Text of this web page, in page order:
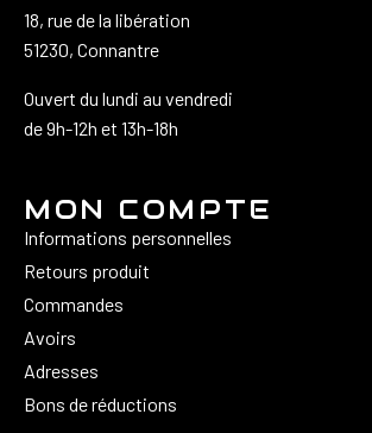
18, rue de la libération
51230, Connantre
Ouvert du lundi au vendredi
de 9h-12h et 13h-18h
MON COMPTE
Informations personnelles
Retours produit
Commandes
Avoirs
Adresses
Bons de réductions